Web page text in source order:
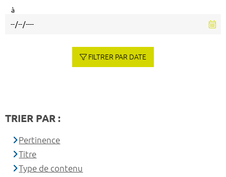
à
FILTRER PAR DATE
TRIER PAR :
Pertinence
Titre
Type de contenu